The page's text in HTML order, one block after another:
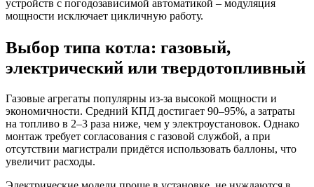
устройств с погодозависимой автоматикой – модуляция
мощности исключает цикличную работу.
Выбор типа котла: газовый,
электрический или твердотопливный
Газовые агрегаты популярны из-за высокой мощности и
экономичности. Средний КПД достигает 90–95%, а затраты
на топливо в 2–3 раза ниже, чем у электроустановок. Однако
монтаж требует согласования с газовой службой, а при
отсутствии магистрали придётся использовать баллоны, что
увеличит расходы.